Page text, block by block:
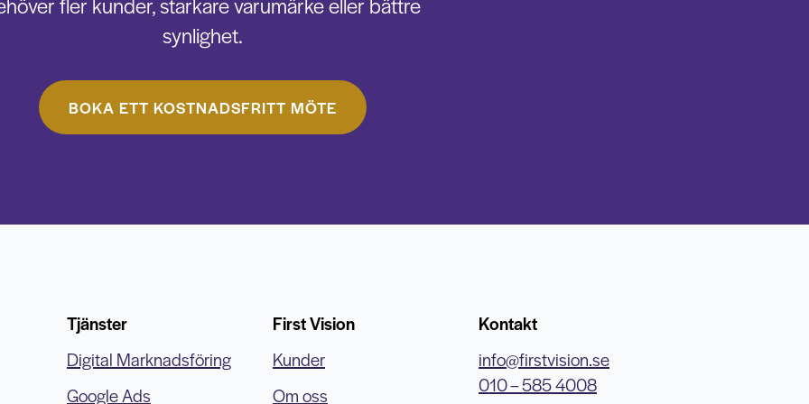
synlighet.
BOKA ETT KOSTNADSFRITT MÖTE
Tjänster
Digital Marknadsföring
Google Ads
First Vision
Kunder
Om oss
Kontakt
info@firstvision.se
010 – 585 4008